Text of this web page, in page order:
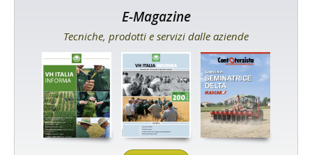
E-Magazine
Tecniche, prodotti e servizi dalle aziende